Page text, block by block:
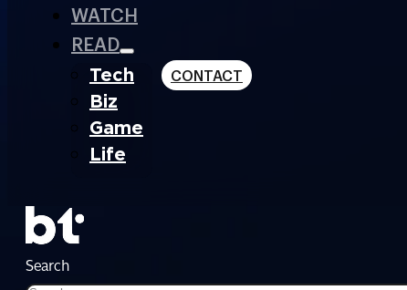
WATCH
READ
Tech
Biz
Game
Life
CONTACT
Search